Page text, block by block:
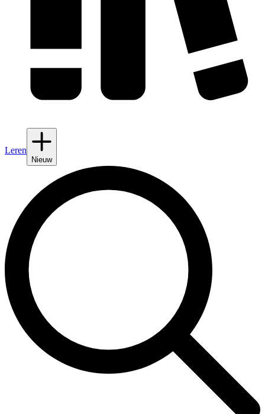
Leren
Nieuw